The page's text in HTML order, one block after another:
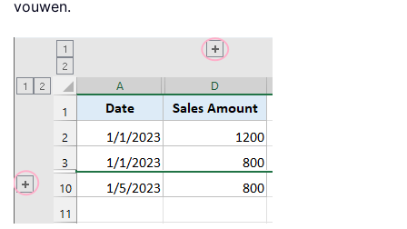
vouwen.